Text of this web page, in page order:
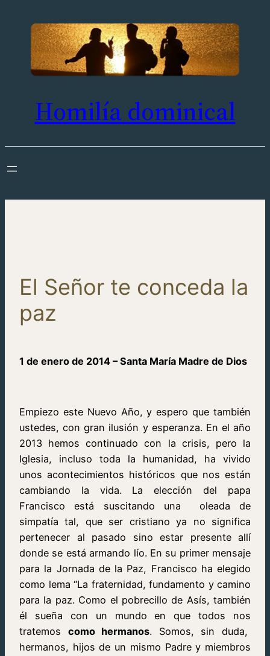
contenido
Homilía dominical
El Señor te conceda la
paz
1 de enero de 2014 – Santa María Madre de Dios
Empiezo este Nuevo Año, y espero que también
ustedes, con gran ilusión y esperanza. En el año
2013 hemos continuado con la crisis, pero la
Iglesia, incluso toda la humanidad, ha vivido
unos acontecimientos históricos que nos están
cambiando la vida. La elección del papa
Francisco está suscitando una
oleada de
simpatía tal, que ser cristiano ya no significa
pertenecer al pasado sino estar presente allí
donde se está armando lío. En su primer mensaje
para la Jornada de la Paz, Francisco ha elegido
como lema “La fraternidad, fundamento y camino
para la paz. Como el pobrecillo de Asís, también
él sueña con un mundo en que todos nos
tratemos como hermanos. Somos, sin duda,
hermanos, hijos de un mismo Padre y miembros